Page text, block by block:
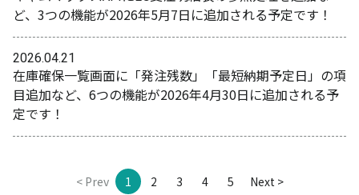
ど、3つの機能が2026年5月7日に追加される予定です！
2026.04.21
在庫確保一覧画面に「発注残数」「最短納期予定日」の項
目追加など、6つの機能が2026年4月30日に追加される予
定です！
< Prev 1 2 3 4 5 Next >